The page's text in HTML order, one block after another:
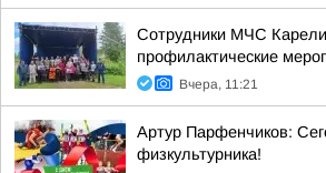
Сотрудники МЧС
профилактические
Вчера, 11:21
Артур Парфенчиков:
физкультурника!